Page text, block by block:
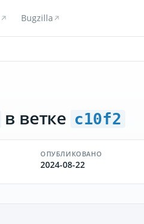
Bugzilla
в ветке c10f2
ОПУБЛИКОВАНО
2024-08-22